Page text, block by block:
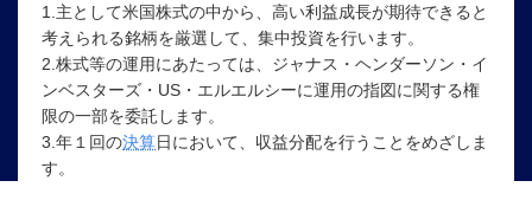
1.主として米国株式の中から、高い利益成長が期待できると
考えられる銘柄を厳選して、集中投資を行います。
2.株式等の運用にあたっては、ジャナス・ヘンダーソン・イ
ンベスターズ・US・エルエルシーに運用の指図に関する権
限の一部を委託します。
3.年１回の決算日において、収益分配を行うことをめざしま
す。